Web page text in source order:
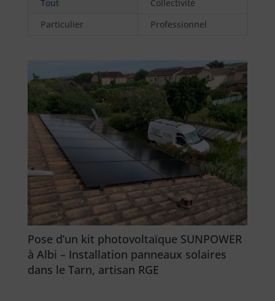
Tout
Collectivité
Particulier
Professionnel
Pose d’un kit photovoltaïque SUNPOWER
à Albi – Installation panneaux solaires
dans le Tarn, artisan RGE